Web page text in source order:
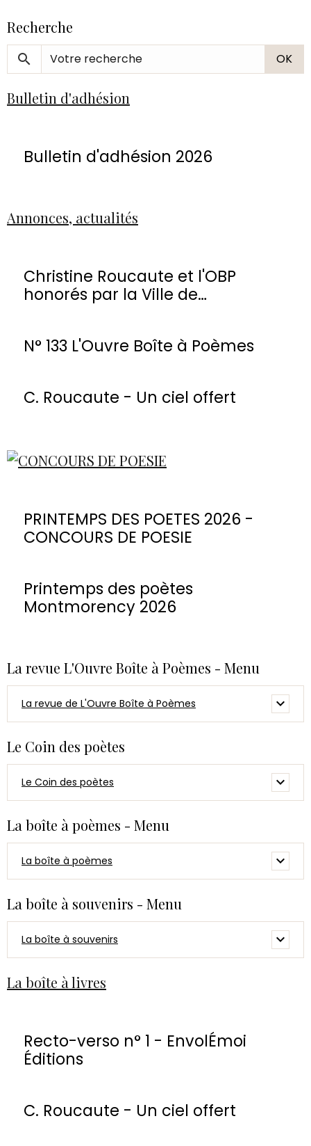
Recherche
OK
Bulletin d'adhésion
Bulletin d'adhésion 2026
Annonces, actualités
Christine Roucaute et l'OBP
honorés par la Ville de
N° 133 L'Ouvre Boîte à Poèmes
C. Roucaute - Un ciel offert
PRINTEMPS DES POETES 2026 -
CONCOURS DE POESIE
Printemps des poètes
Montmorency 2026
La revue L'Ouvre Boîte à Poèmes - Menu
La revue de L'Ouvre Boîte à Poèmes
Le Coin des poètes
Le Coin des poètes
La boîte à poèmes - Menu
La boîte à poèmes
La boîte à souvenirs - Menu
La boîte à souvenirs
La boîte à livres
Recto-verso n° 1 - EnvolÉmoi
Éditions
C. Roucaute - Un ciel offert